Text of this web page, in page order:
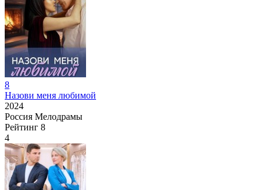
8
Назови меня любимой
2024
Россия Мелодрамы
Рейтинг 8
4